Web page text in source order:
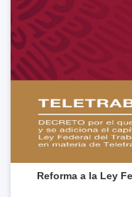
Reforma a la Ley